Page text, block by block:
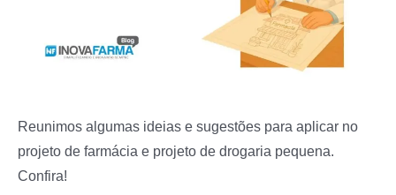
Reunimos algumas ideias e sugestões para aplicar no
projeto de farmácia e projeto de drogaria pequena.
Confira!